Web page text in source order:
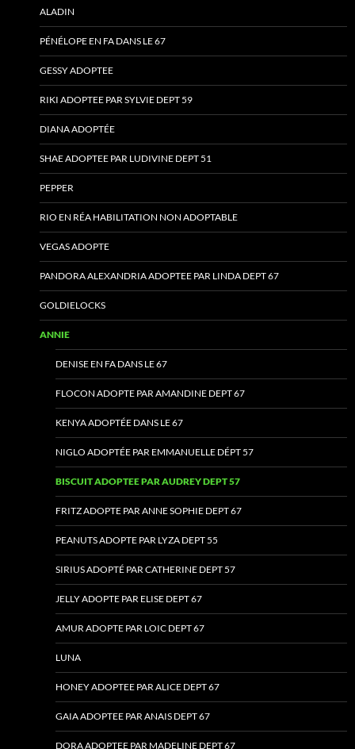
ALADIN
PÉNÉLOPE EN FA DANS LE 67
GESSY ADOPTEE
RIKI ADOPTEE PAR SYLVIE DEPT 59
DIANA ADOPTÉE
SHAE ADOPTEE PAR LUDIVINE DEPT 51
PEPPER
RIO EN RÉA HABILITATION NON ADOPTABLE
VEGAS ADOPTE
PANDORA ALEXANDRIA ADOPTEE PAR LINDA DEPT 67
GOLDIELOCKS
ANNIE
DENISE EN FA DANS LE 67
FLOCON ADOPTE PAR AMANDINE DEPT 67
KENYA ADOPTÉE DANS LE 67
NIGLO ADOPTÉE PAR EMMANUELLE DÉPT 57
BISCUIT ADOPTEE PAR AUDREY DEPT 57
FRITZ ADOPTE PAR ANNE SOPHIE DEPT 67
PEANUTS ADOPTE PAR LYZA DEPT 55
SIRIUS ADOPTÉ PAR CATHERINE DEPT 57
JELLY ADOPTE PAR ELISE DEPT 67
AMUR ADOPTE PAR LOIC DEPT 67
LUNA
HONEY ADOPTEE PAR ALICE DEPT 67
GAIA ADOPTEE PAR ANAIS DEPT 67
DORA ADOPTEE PAR MADELINE DEPT 67